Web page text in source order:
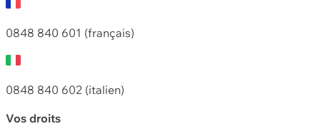
0848 840 601 (français)
0848 840 602 (italien)
Vos droits